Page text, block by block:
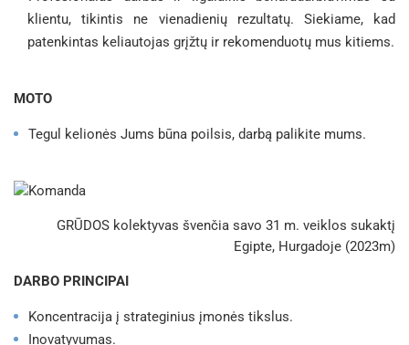
klientu, tikintis ne vienadienių rezultatų. Siekiame, kad
patenkintas keliautojas grįžtų ir rekomenduotų mus kitiems.
MOTO
Tegul kelionės Jums būna poilsis, darbą palikite mums.
GRŪDOS kolektyvas švenčia savo 31 m. veiklos sukaktį
Egipte, Hurgadoje (2023m)
DARBO PRINCIPAI
Koncentracija į strateginius įmonės tikslus.
Inovatyvumas.